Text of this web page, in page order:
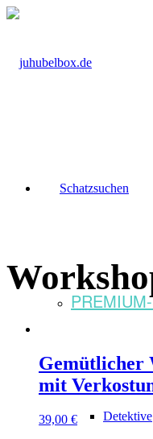
Schatzsuchen
Detektive
Gemütlicher
mit
39,00 €